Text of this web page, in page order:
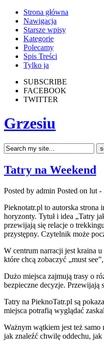
Strona główna
Nawigacja
Starsze wpisy
Kategorie
Polecamy
Spis Treści
Tylko ja
SUBSCRIBE
FACEBOOK
TWITTER
Grzesiu
Tatry na Weekend
Posted by admin Posted on lut -
Pieknotatr.pl to autorska strona
horyzonty. Tytuł i idea „Tatry
przewijają się relacje o
przystępny. Czytelnik może
W centrum narracji jest kraina
które chcą zobaczyć „must
Dużo miejsca zajmują trasy o
bezpieczne decyzje.
Tatry na PieknoTatr.pl są
miejsca potrafią wyglądać
Ważnym wątkiem jest też
jak znaleźć chwilę oddechu,